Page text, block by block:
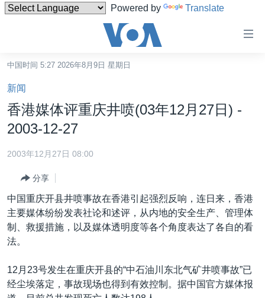
Powered by Translate
碍
链
接
转
内
转
到
导
航
转
到
国际
最新国际新闻
印太
中东
欧洲
非洲
分类新闻
经济·金融·贸易
人权·法律·宗教
科教·文娱·体健
军事
美中关系
热点专题
白宫要闻
国会报道
VOA视频
VOA今日焦点
中国时间 5:27 2026年8月9日 星期日
新闻
香港媒体评重庆井喷(03年12月27日) -
2003-12-27
2003年12月27日 08:00
分享
中国重庆开县井喷事故在香港引起强烈反响，连日来，香港
主要媒体纷纷发表社论和述评，从内地的安全生产、管理体
制、救援措施，以及媒体透明度等各个角度表达了各自的看
法。
12月23号发生在重庆开县的“中石油川东北气矿井喷事故”已
经尘埃落定，事故现场也得到有效控制。据中国官方媒体报